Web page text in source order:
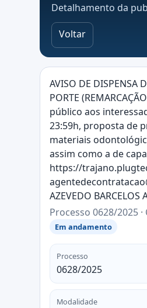
Detalhamento da
Voltar
AVISO DE DISPENSA
PORTE
público aos
23:59h, proposta de
materiais
assim como a de
https://
AZEVEDO
Processo 0628/2025
Em andamento
Processo
0628/2025
Modalidade